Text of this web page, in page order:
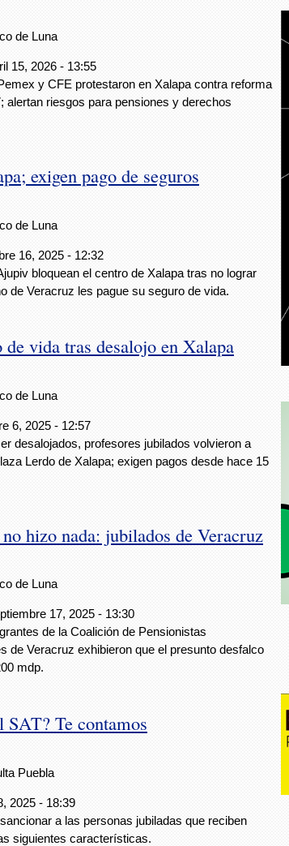
de Luna
15, 2026 - 13:55
y CFE protestaron en Xalapa contra reforma
alertan riesgos para pensiones y derechos
exigen pago de seguros
de Luna
16, 2025 - 12:32
bloquean el centro de Xalapa tras no lograr
de Veracruz les pague su seguro de vida.
vida tras desalojo en Xalapa
de Luna
6, 2025 - 12:57
desalojados, profesores jubilados volvieron a
Lerdo de Xalapa; exigen pagos desde hace 15
hizo nada: jubilados de Veracruz
de Luna
17, 2025 - 13:30
de la Coalición de Pensionistas
de Veracruz exhibieron que el presunto desfalco
mdp.
SAT? Te contamos
Puebla
2025 - 18:39
a las personas jubiladas que reciben
siguientes características.